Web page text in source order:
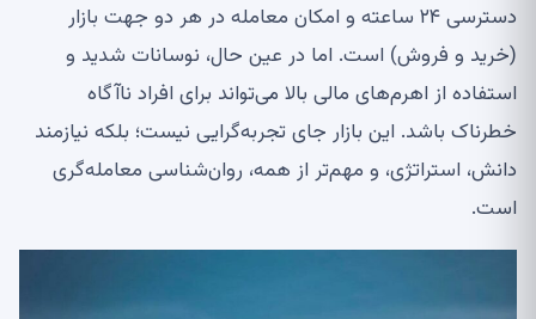
دسترسی ۲۴ ساعته و امکان معامله در هر دو جهت بازار
(خرید و فروش) است. اما در عین حال، نوسانات شدید و
استفاده از اهرم‌های مالی بالا می‌تواند برای افراد ناآگاه
خطرناک باشد. این بازار جای تجربه‌گرایی نیست؛ بلکه نیازمند
دانش، استراتژی، و مهم‌تر از همه، روان‌شناسی معامله‌گری
است.